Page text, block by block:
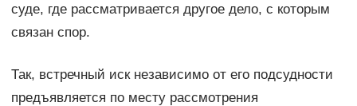
суде, где рассматривается другое дело, с которым
связан спор.
Так, встречный иск независимо от его подсудности
предъявляется по месту рассмотрения